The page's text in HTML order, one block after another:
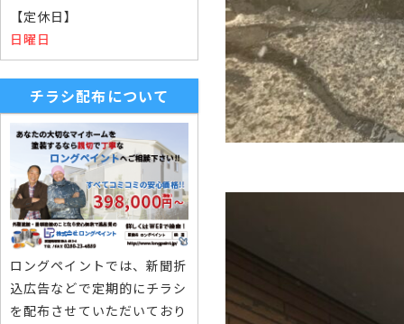
【定休日】
日曜日
チラシ配布について
ロングペイントでは、新聞折
込広告などで定期的にチラシ
を配布させていただいており